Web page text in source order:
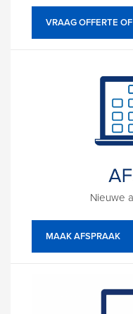
VRAAG OFFERTE
Nieuwe
MAAK AFSPRAAK